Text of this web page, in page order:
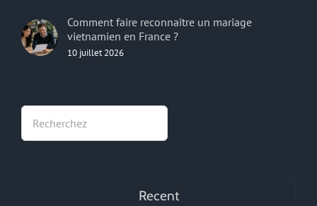
Comment faire reconnaître un mariage
vietnamien en France ?
10 juillet 2026
Recent